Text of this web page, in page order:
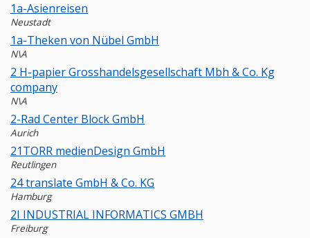
1a-Asienreisen
Neustadt
1a-Theken von Nübel GmbH
N\A
2 H-papier Grosshandelsgesellschaft Mbh & Co. Kg
company
N\A
2-Rad Center Block GmbH
Aurich
21TORR medienDesign GmbH
Reutlingen
24 translate GmbH & Co. KG
Hamburg
2I INDUSTRIAL INFORMATICS GMBH
Freiburg